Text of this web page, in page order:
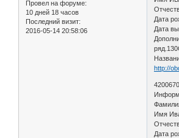
Провел на форуме:
10 дней 18 часов
Последний визит:
2016-05-14 20:58:06
Дата
Дата
http://
4200670
Имя
Дата